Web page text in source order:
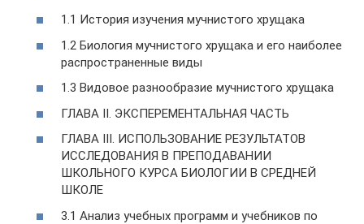
1.1 История изучения мучнистого хрущака
1.2 Биология мучнистого хрущака и его наиболее
распространенные виды
1.3 Видовое разнообразие мучнистого хрущака
ГЛАВА II. ЭКСПЕРЕМЕНТАЛЬНАЯ ЧАСТЬ
ГЛАВА III. ИСПОЛЬЗОВАНИЕ РЕЗУЛЬТАТОВ
ИССЛЕДОВАНИЯ В ПРЕПОДАВАНИИ
ШКОЛЬНОГО КУРСА БИОЛОГИИ В СРЕДНЕЙ
ШКОЛЕ
3.1 Анализ учебных программ и учебников по